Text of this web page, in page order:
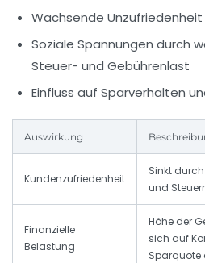
Wachsende
Soziale Spannungen durch
Steuer- und Gebührenlast
Einfluss auf Sparverhalten
Auswirkung
Kundenzufriedenheit
Sinkt
und
Finanzielle
Belastung
Höhe der
sich auf
Sparquote